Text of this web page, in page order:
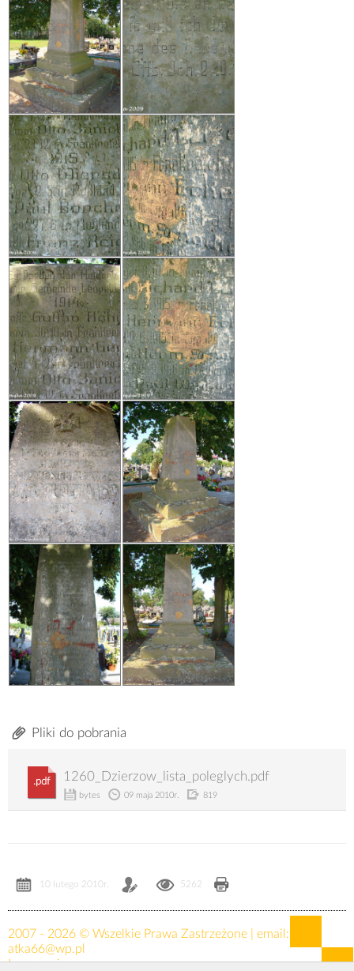
Pliki do pobrania
.pdf 1260_Dzierzow_lista_poleglych.pdf
bytes 09 maja 2010r. 819
10 lutego 2010r. 5262
2007 - 2026 © Wszelkie Prawa Zastrzeżone | email:
atka66@wp.pl
Logowanie »